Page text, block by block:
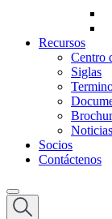
Recursos
Centro
Siglas
Noticias
Socios
Contáctenos